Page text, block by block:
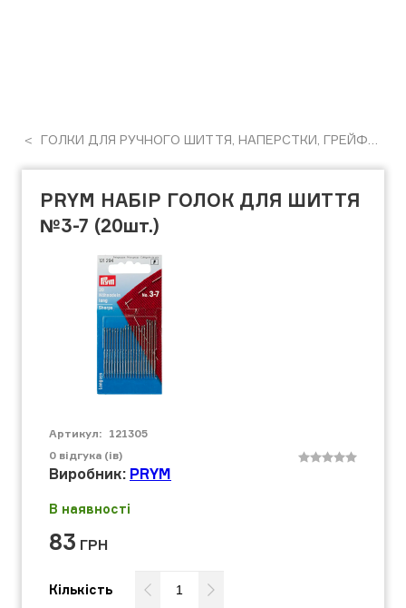
ГОЛКИ ДЛЯ РУЧНОГО ШИТТЯ, НАПЕРСТКИ, ГРЕЙФЕРИ
PRYM НАБІР ГОЛОК ДЛЯ ШИТТЯ
№3-7 (20шт.)
Артикул: 121305
0 відгука (ів)
Виробник: PRYM
В наявності
83 ГРН
Кількість